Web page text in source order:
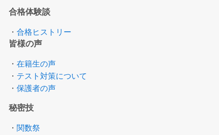
合格体験談
・ 合格ヒストリー
皆様の声
・ 在籍生の声
・ テスト対策について
・ 保護者の声
秘密技
・ 関数祭